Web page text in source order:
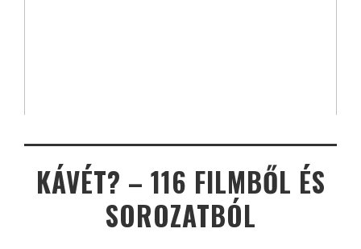
KÁVÉT? – 116 FILMBŐL ÉS
SOROZATBÓL